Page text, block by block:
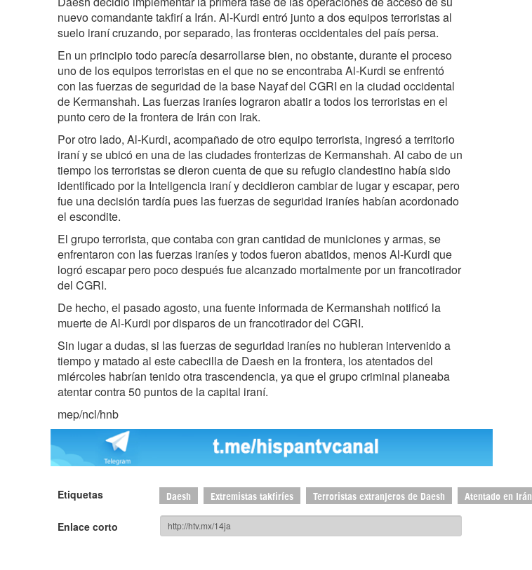
nuevo comandante takfirí a Irán. Al-Kurdi entró junto a dos equipos terroristas al
suelo iraní cruzando, por separado, las fronteras occidentales del país persa.
En un principio todo parecía desarrollarse bien, no obstante, durante el proceso
uno de los equipos terroristas en el que no se encontraba Al-Kurdi se enfrentó
con las fuerzas de seguridad de la base Nayaf del CGRI en la ciudad occidental
de Kermanshah. Las fuerzas iraníes lograron abatir a todos los terroristas en el
punto cero de la frontera de Irán con Irak.
Por otro lado, Al-Kurdi, acompañado de otro equipo terrorista, ingresó a territorio
iraní y se ubicó en una de las ciudades fronterizas de Kermanshah. Al cabo de un
tiempo los terroristas se dieron cuenta de que su refugio clandestino había sido
identificado por la Inteligencia iraní y decidieron cambiar de lugar y escapar, pero
fue una decisión tardía pues las fuerzas de seguridad iraníes habían acordonado
el escondite.
El grupo terrorista, que contaba con gran cantidad de municiones y armas, se
enfrentaron con las fuerzas iraníes y todos fueron abatidos, menos Al-Kurdi que
logró escapar pero poco después fue alcanzado mortalmente por un francotirador
del CGRI.
De hecho, el pasado agosto, una fuente informada de Kermanshah notificó la
muerte de Al-Kurdi por disparos de un francotirador del CGRI.
Sin lugar a dudas, si las fuerzas de seguridad iraníes no hubieran intervenido a
tiempo y matado al este cabecilla de Daesh en la frontera, los atentados del
miércoles habrían tenido otra trascendencia, ya que el grupo criminal planeaba
atentar contra 50 puntos de la capital iraní.
mep/ncl/hnb
Etiquetas Daesh Extremistas takfiríes Terroristas extranjeros de Daesh Atentado en Irán
Enlace corto